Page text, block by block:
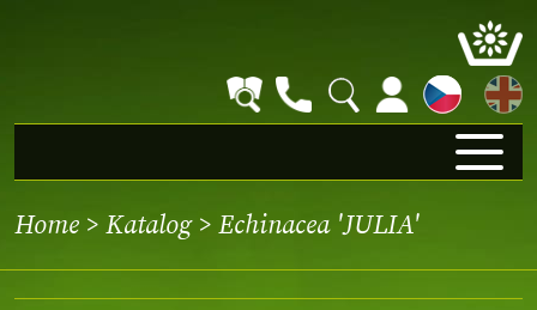
EN
Home > Katalog> Echinacea 'JULIA'